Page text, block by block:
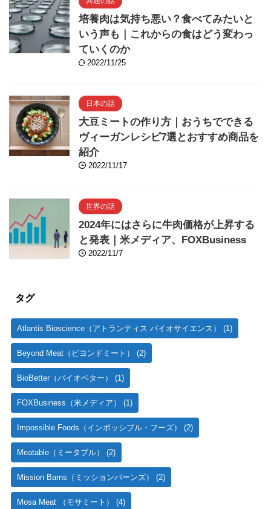
培養肉は気持ち悪い？食べてみたいと
いう声も｜これからの食はどう変わっ
ていくのか
2022/11/25
日本の話
大豆ミートの作り方｜おうちでできる
ヴィーガンレシピ7選とおすすめ商品を
紹介
2022/11/17
世界の話
2024年にはさらに牛肉価格が上昇する
と発表｜米メディア、FOXBusiness
2022/11/7
タグ
Atlantis Bioscience（アトランティス バイオサイエンス） (1)
Beyond Meat（ビヨンドミート） (2)
BioBetter（バイオベター） (1)
FOXBusiness（米メディア） (1)
Impossible Foods（インポッシブル・フーズ） (2)
Meatable（ミータブル） (2)
Mission Barns（ミッションバーンズ） (2)
Mosa Meat （モサミート） (4)